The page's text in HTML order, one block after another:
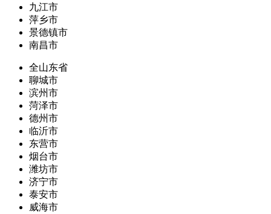
九江市
萍乡市
景德镇市
南昌市
全山东省
聊城市
滨州市
菏泽市
德州市
临沂市
东营市
烟台市
潍坊市
济宁市
泰安市
威海市